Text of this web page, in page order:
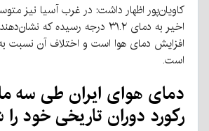
کاویان‌پور اظهار داشت: در غرب آسیا نیز
است.
دمای هوای ایران طی سه
رکورد دوران تاریخی خود